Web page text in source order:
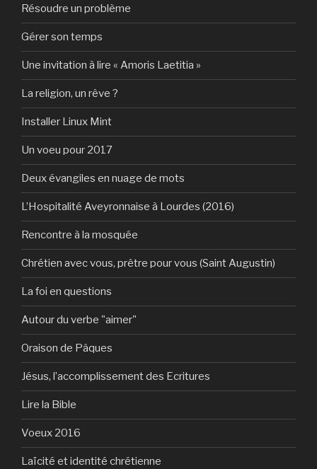
Résoudre un problème
Gérer son temps
Une invitation à lire « Amoris Laetitia »
La religion, un rêve ?
Installer Linux Mint
Un voeu pour 2017
Deux évangiles en nuage de mots
L’Hospitalité Aveyronnaise à Lourdes (2016)
Rencontre à la mosquée
Chrétien avec vous, prêtre pour vous (Saint Augustin)
La foi en questions
Autour du verbe "aimer"
Oraison de Pâques
Jésus, l’accomplissement des Ecritures
Lire la Bible
Voeux 2016
Laïcité et identité chrétienne